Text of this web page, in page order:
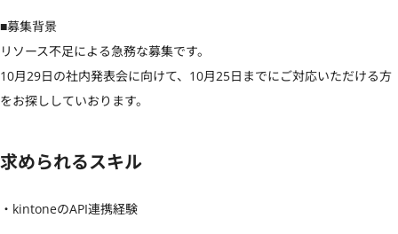
■募集背景
リソース不足による急務な募集です。
10月29日の社内発表会に向けて、10月25日までにご対応いただける方
をお探ししていおります。
求められるスキル
・kintoneのAPI連携経験